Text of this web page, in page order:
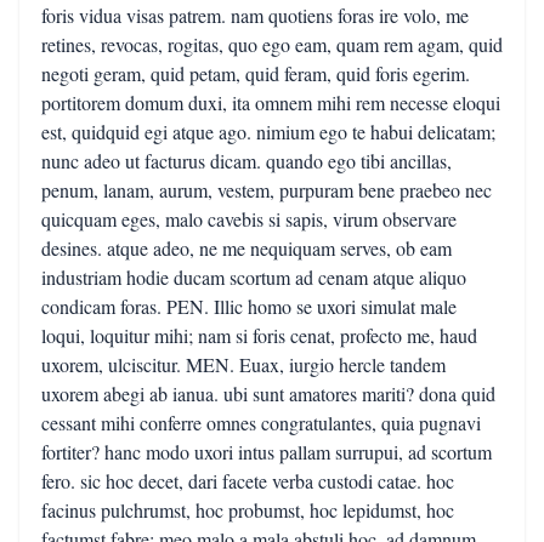
foris vidua visas patrem. nam quotiens foras ire volo, me
retines, revocas, rogitas, quo ego eam, quam rem agam, quid
negoti geram, quid petam, quid feram, quid foris egerim.
portitorem domum duxi, ita omnem mihi rem necesse eloqui
est, quidquid egi atque ago. nimium ego te habui delicatam;
nunc adeo ut facturus dicam. quando ego tibi ancillas,
penum, lanam, aurum, vestem, purpuram bene praebeo nec
quicquam eges, malo cavebis si sapis, virum observare
desines. atque adeo, ne me nequiquam serves, ob eam
industriam hodie ducam scortum ad cenam atque aliquo
condicam foras. PEN. Illic homo se uxori simulat male
loqui, loquitur mihi; nam si foris cenat, profecto me, haud
uxorem, ulciscitur. MEN. Euax, iurgio hercle tandem
uxorem abegi ab ianua. ubi sunt amatores mariti? dona quid
cessant mihi conferre omnes congratulantes, quia pugnavi
fortiter? hanc modo uxori intus pallam surrupui, ad scortum
fero. sic hoc decet, dari facete verba custodi catae. hoc
facinus pulchrumst, hoc probumst, hoc lepidumst, hoc